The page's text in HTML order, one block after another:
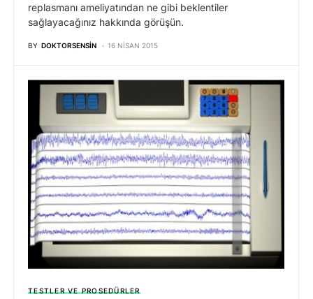
replasmanı ameliyatından ne gibi beklentiler
sağlayacağınız hakkında görüşün.
BY DOKTORSENSIN 16 NISAN 2015
TESTLER VE PROSEDÜRLER